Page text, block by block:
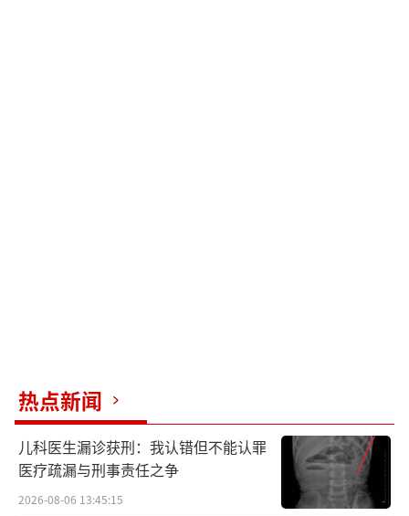
热点新闻
儿科医生漏诊获刑：我认错但不能认罪
医疗疏漏与刑事责任之争
2026-08-06 13:45:15